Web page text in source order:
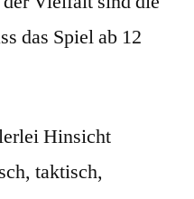
das Spiel ab 12
Hinsicht
taktisch,